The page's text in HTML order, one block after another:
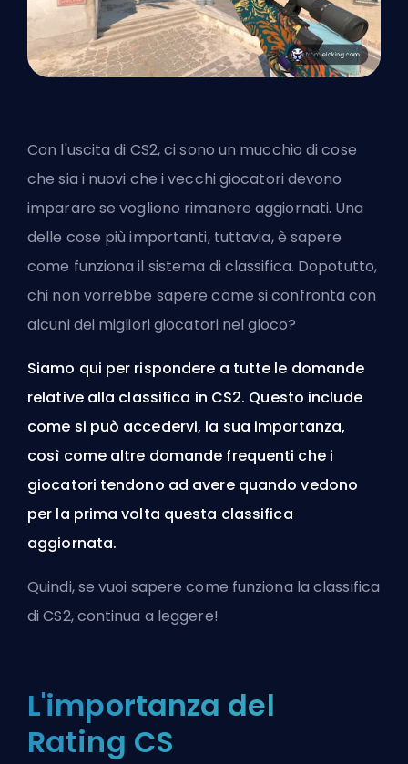
Con l'uscita di CS2, ci sono un mucchio di cose
che sia i nuovi che i vecchi giocatori devono
imparare se vogliono rimanere aggiornati. Una
delle cose più importanti, tuttavia, è sapere
come funziona il sistema di classifica. Dopotutto,
chi non vorrebbe sapere come si confronta con
alcuni dei migliori giocatori nel gioco?
Siamo qui per rispondere a tutte le domande
relative alla classifica in CS2. Questo include
come si può accedervi, la sua importanza,
così come altre domande frequenti che i
giocatori tendono ad avere quando vedono
per la prima volta questa classifica
aggiornata.
Quindi, se vuoi sapere come funziona la classifica
di CS2, continua a leggere!
L'importanza del
Rating CS